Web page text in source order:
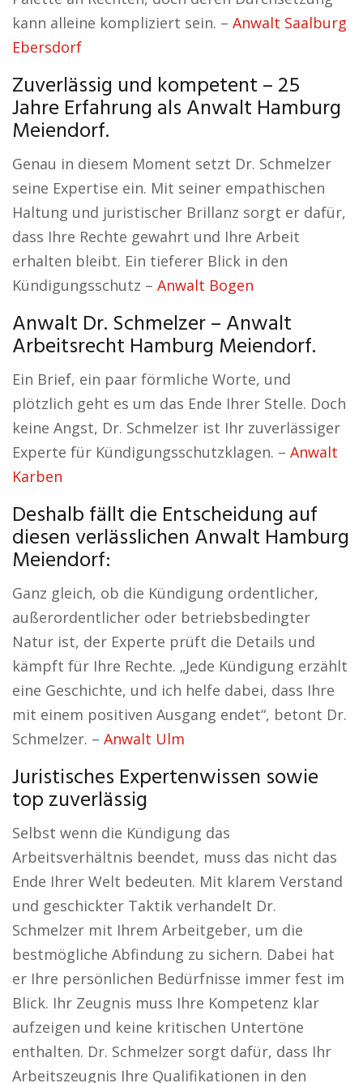
kann alleine kompliziert sein. – Anwalt Saalburg
Ebersdorf
Zuverlässig und kompetent – 25
Jahre Erfahrung als Anwalt Hamburg
Meiendorf.
Genau in diesem Moment setzt Dr. Schmelzer
seine Expertise ein. Mit seiner empathischen
Haltung und juristischer Brillanz sorgt er dafür,
dass Ihre Rechte gewahrt und Ihre Arbeit
erhalten bleibt. Ein tieferer Blick in den
Kündigungsschutz – Anwalt Bogen
Anwalt Dr. Schmelzer – Anwalt
Arbeitsrecht Hamburg Meiendorf.
Ein Brief, ein paar förmliche Worte, und
plötzlich geht es um das Ende Ihrer Stelle. Doch
keine Angst, Dr. Schmelzer ist Ihr zuverlässiger
Experte für Kündigungsschutzklagen. – Anwalt
Karben
Deshalb fällt die Entscheidung auf
diesen verlässlichen Anwalt Hamburg
Meiendorf:
Ganz gleich, ob die Kündigung ordentlicher,
außerordentlicher oder betriebsbedingter
Natur ist, der Experte prüft die Details und
kämpft für Ihre Rechte. „Jede Kündigung erzählt
eine Geschichte, und ich helfe dabei, dass Ihre
mit einem positiven Ausgang endet“, betont Dr.
Schmelzer. – Anwalt Ulm
Juristisches Expertenwissen sowie
top zuverlässig
Selbst wenn die Kündigung das
Arbeitsverhältnis beendet, muss das nicht das
Ende Ihrer Welt bedeuten. Mit klarem Verstand
und geschickter Taktik verhandelt Dr.
Schmelzer mit Ihrem Arbeitgeber, um die
bestmögliche Abfindung zu sichern. Dabei hat
er Ihre persönlichen Bedürfnisse immer fest im
Blick. Ihr Zeugnis muss Ihre Kompetenz klar
aufzeigen und keine kritischen Untertöne
enthalten. Dr. Schmelzer sorgt dafür, dass Ihr
Arbeitszeugnis Ihre Qualifikationen in den